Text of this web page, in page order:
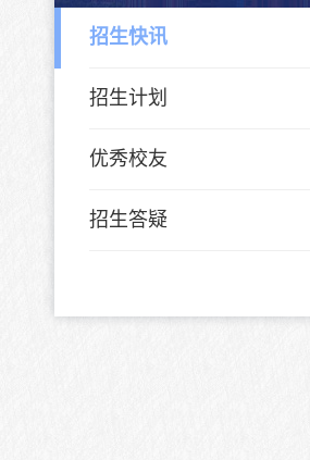
招生快讯
招生计划
优秀校友
招生答疑